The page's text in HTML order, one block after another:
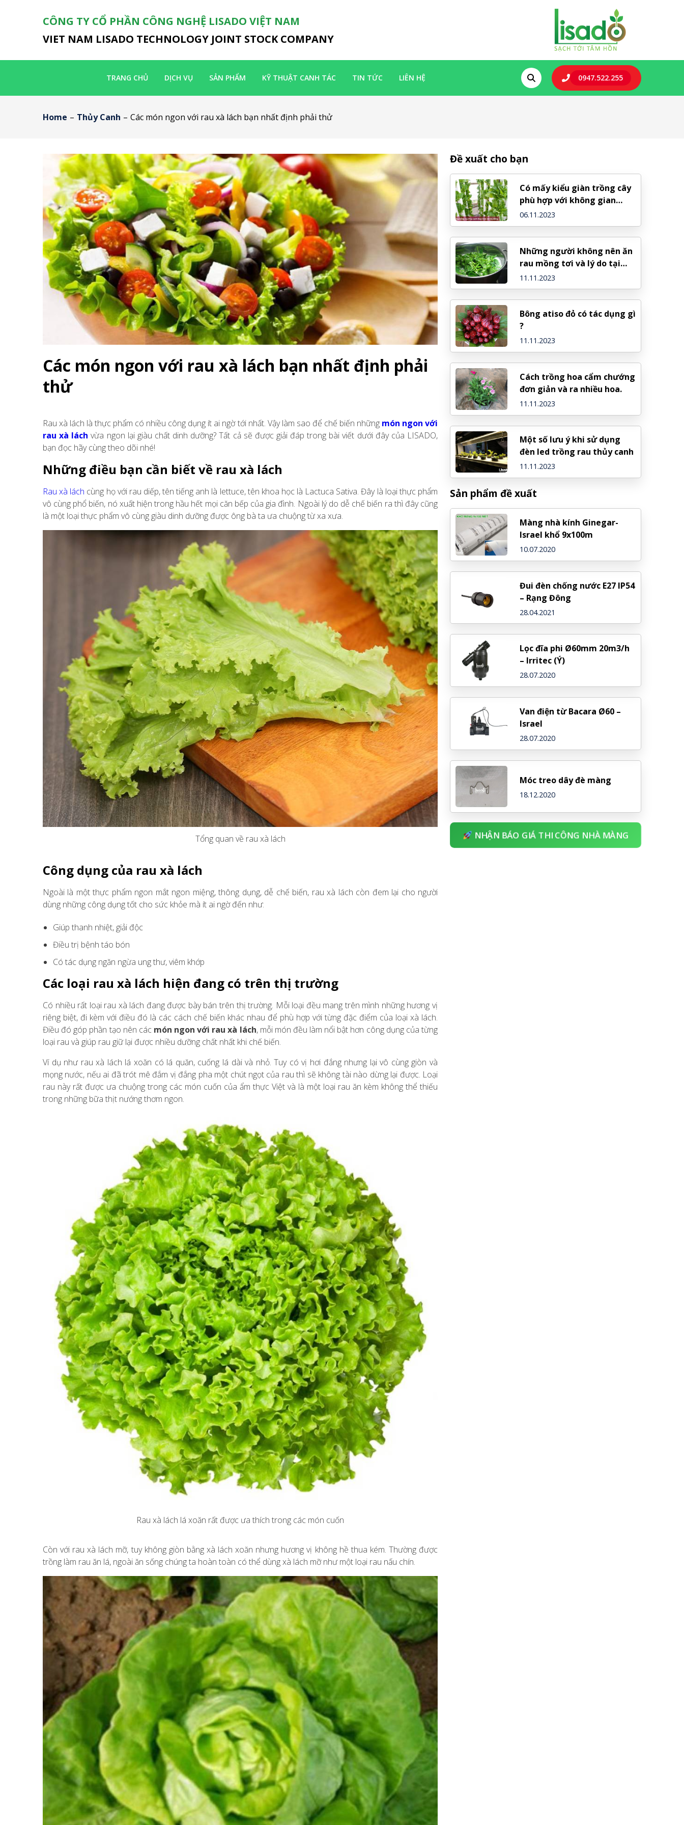
CÔNG TY CỔ PHẦN CÔNG NGHỆ LISADO VIỆT NAM
VIET NAM LISADO TECHNOLOGY JOINT STOCK COMPANY
TRANG CHỦ DỊCH VỤ SẢN PHẨM KỸ THUẬT CANH TÁC TIN TỨC LIÊN HỆ 0947.522.255
Home – Thủy Canh – Các món ngon với rau xà lách bạn nhất định phải thử
Các món ngon với rau xà lách bạn nhất định phải
thử
Rau xà lách là thực phẩm có nhiều công dụng ít ai ngờ tới nhất. Vậy làm sao để chế biến những món ngon với
rau xà lách vừa ngon lại giàu chất dinh dưỡng? Tất cả sẽ được giải đáp trong bài viết dưới đây của LISADO,
bạn đọc hãy cùng theo dõi nhé!
Những điều bạn cần biết về rau xà lách
Rau xà lách cùng họ với rau diếp, tên tiếng anh là lettuce, tên khoa học là Lactuca Sativa. Đây là loại thực phẩm
vô cùng phổ biến, nó xuất hiện trong hầu hết mọi căn bếp của gia đình. Ngoài lý do dễ chế biến ra thì đây cũng
là một loại thực phẩm vô cùng giàu dinh dưỡng được ông bà ta ưa chuộng từ xa xưa.
Tổng quan về rau xà lách
Công dụng của rau xà lách
Ngoài là một thực phẩm ngon mắt ngon miệng, thông dụng, dễ chế biến, rau xà lách còn đem lại cho người
dùng những công dụng tốt cho sức khỏe mà ít ai ngờ đến như:
Giúp thanh nhiệt, giải độc
Điều trị bệnh táo bón
Có tác dụng ngăn ngừa ung thư, viêm khớp
Các loại rau xà lách hiện đang có trên thị trường
Có nhiều rất loại rau xà lách đang được bày bán trên thị trường. Mỗi loại đều mang trên mình những hương vị
riêng biệt, đi kèm với điều đó là các cách chế biến khác nhau để phù hợp với từng đặc điểm của loại xà lách.
Điều đó góp phần tạo nên các món ngon với rau xà lách, mỗi món đều làm nổi bật hơn công dụng của từng
loại rau và giúp rau giữ lại được nhiều dưỡng chất nhất khi chế biến.
Ví dụ như rau xà lách lá xoăn có lá quăn, cuống lá dài và nhỏ. Tuy có vị hơi đắng nhưng lại vô cùng giòn và
mọng nước, nếu ai đã trót mê đắm vị đắng pha một chút ngọt của rau thì sẽ không tài nào dừng lại được. Loại
rau này rất được ưa chuộng trong các món cuốn của ẩm thực Việt và là một loại rau ăn kèm không thể thiếu
trong những bữa thịt nướng thơm ngon.
Rau xà lách lá xoăn rất được ưa thích trong các món cuốn
Còn với rau xà lách mỡ, tuy không giòn bằng xà lách xoăn nhưng hương vị không hề thua kém. Thường được
trồng làm rau ăn lá, ngoài ăn sống chúng ta hoàn toàn có thể dùng xà lách mỡ như một loại rau nấu chín.
Đề xuất cho bạn
Có mấy kiểu giàn trồng cây
phù hợp với không gian
nhỏ?
06.11.2023
Những người không nên ăn
rau mồng tơi và lý do tại
sao
11.11.2023
Bông atiso đỏ có tác dụng gì
?
11.11.2023
Cách trồng hoa cẩm chướng
đơn giản và ra nhiều hoa.
11.11.2023
Một số lưu ý khi sử dụng
đèn led trồng rau thủy canh
11.11.2023
Sản phẩm đề xuất
Màng nhà kính Ginegar-
Israel khổ 9x100m
10.07.2020
Đui đèn chống nước E27 IP54
– Rạng Đông
28.04.2021
Lọc đĩa phi Ø60mm 20m3/h
– Irritec (Ý)
28.07.2020
Van điện từ Bacara Ø60 –
Israel
28.07.2020
Móc treo dây đè màng
18.12.2020
NHẬN BÁO GIÁ THI CÔNG NHÀ MÀNG